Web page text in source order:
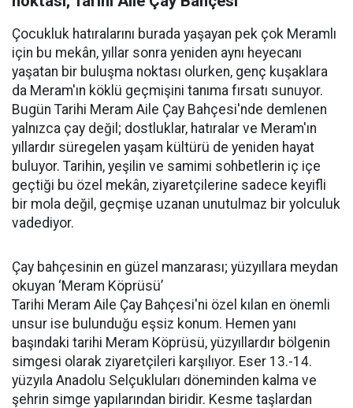
Çocukluk hatıralarını burada yaşayan pek çok Meramlı
için bu mekân, yıllar sonra yeniden aynı heyecanı
yaşatan bir buluşma noktası olurken, genç kuşaklara
da Meram'ın köklü geçmişini tanıma fırsatı sunuyor.
Bugün Tarihi Meram Aile Çay Bahçesi'nde demlenen
yalnızca çay değil; dostluklar, hatıralar ve Meram'ın
yıllardır süregelen yaşam kültürü de yeniden hayat
buluyor. Tarihin, yeşilin ve samimi sohbetlerin iç içe
geçtiği bu özel mekân, ziyaretçilerine sadece keyifli
bir mola değil, geçmişe uzanan unutulmaz bir yolculuk
vadediyor.
Çay bahçesinin en güzel manzarası; yüzyıllara meydan
okuyan ‘Meram Köprüsü’
Tarihi Meram Aile Çay Bahçesi'ni özel kılan en önemli
unsur ise bulunduğu eşsiz konum. Hemen yanı
başındaki tarihi Meram Köprüsü, yüzyıllardır bölgenin
simgesi olarak ziyaretçileri karşılıyor. Eser 13.-14.
yüzyıla Anadolu Selçukluları döneminden kalma ve
şehrin simge yapılarından biridir. Kesme taşlardan